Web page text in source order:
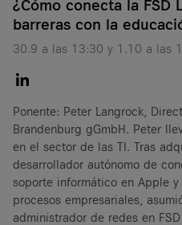
¿Cómo conecta la FSD
barreras con la
30.9 a las 13:30 y 1.10 a las
Ponente: Peter Langrock,
Brandenburg gGmbH. Peter
en el sector de las TI. Tras
desarrollador autónomo de
soporte informático en Apple
procesos empresariales,
administrador de redes en